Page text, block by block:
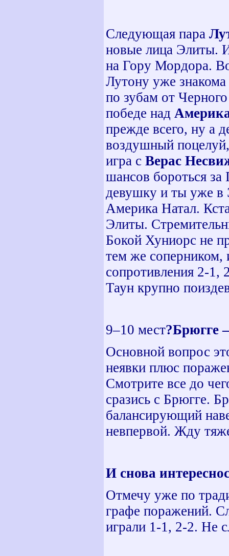
Следующая пара
новые лица Элиты.
на Гору Мордора.
Лутону уже
по зубам от
победе над
прежде всего, ну а
воздушный
игра с Верас
шансов бороться
девушку и ты уже в
Америка Натал.
Элиты.
Бокой Хуниорс не
тем же соперником,
сопротивления 2-
Таун крупно
9–10 мест?Брюгге
Основной вопрос
неявки плюс
Смотрите все до
сразись с Брюгге.
балансирующий
невпервой. Жду
И снова
Отмечу уже по
графе поражений.
играли 1-1, 2-2. Не